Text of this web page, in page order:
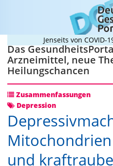
Jenseits von COVID-19:
Das
Arzneimittel, neue
Heilungschancen
Zusammenfassungen
Depression
und